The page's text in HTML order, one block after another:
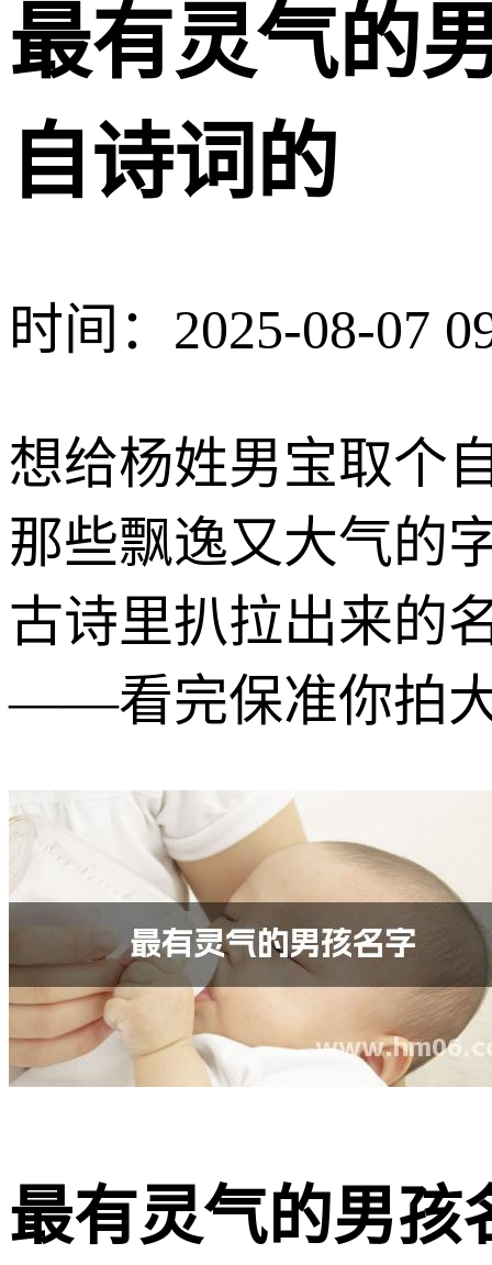
最有灵气的
自诗词的
时间：2025-08-07
想给杨姓男宝取个
那些飘逸又大气的
古诗里扒拉出来的
——看完保准你拍
最有灵气的男孩